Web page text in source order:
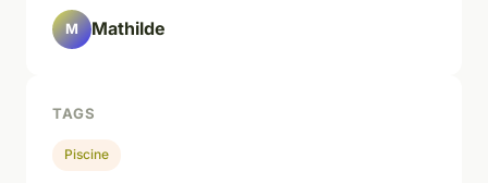
M Mathilde
TAGS
Piscine